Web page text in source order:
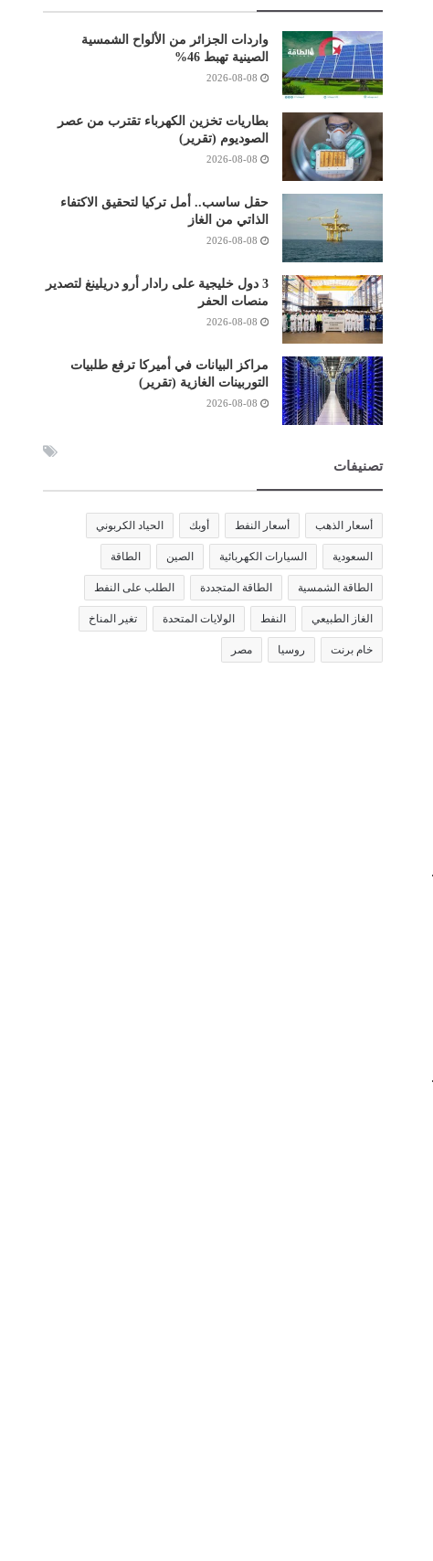
واردات الجزائر من الألواح الشمسية
الصينية تهبط 46%
2026-08-08
بطاريات تخزين الكهرباء تقترب من عصر
الصوديوم (تقرير)
2026-08-08
حقل ساسب.. أمل تركيا لتحقيق الاكتفاء
الذاتي من الغاز
2026-08-08
3 دول خليجية على رادار أرو دريلينغ لتصدير
منصات الحفر
2026-08-08
مراكز البيانات في أميركا ترفع طلبيات
التوربينات الغازية (تقرير)
2026-08-08
تصنيفات
أسعار الذهب أسعار النفط أوبك الحياد الكربوني
السعودية السيارات الكهربائية الصين الطاقة
الطاقة الشمسية الطاقة المتجددة الطلب على النفط
الغاز الطبيعي النفط الولايات المتحدة تغير المناخ
خام برنت روسيا مصر